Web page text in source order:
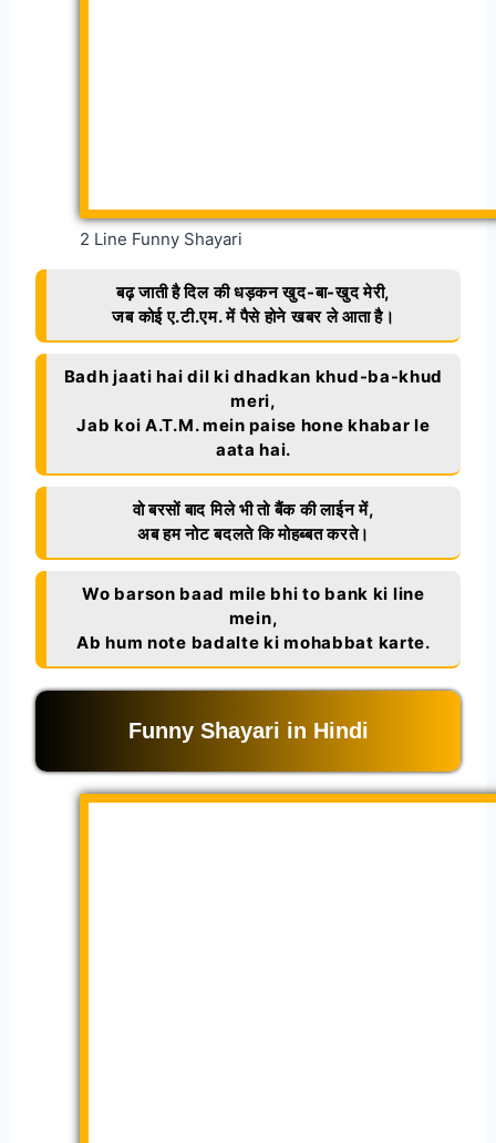
2 Line Funny Shayari
बढ़ जाती है दिल की धड़कन खुद-बा-खुद मेरी,
जब कोई ए.टी.एम. में पैसे होने खबर ले आता है।
Badh jaati hai dil ki dhadkan khud-ba-khud
meri,
Jab koi A.T.M. mein paise hone khabar le
aata hai.
वो बरसों बाद मिले भी तो बैंक की लाईन में,
अब हम नोट बदलते कि मोहब्बत करते।
Wo barson baad mile bhi to bank ki line
mein,
Ab hum note badalte ki mohabbat karte.
Funny Shayari in Hindi